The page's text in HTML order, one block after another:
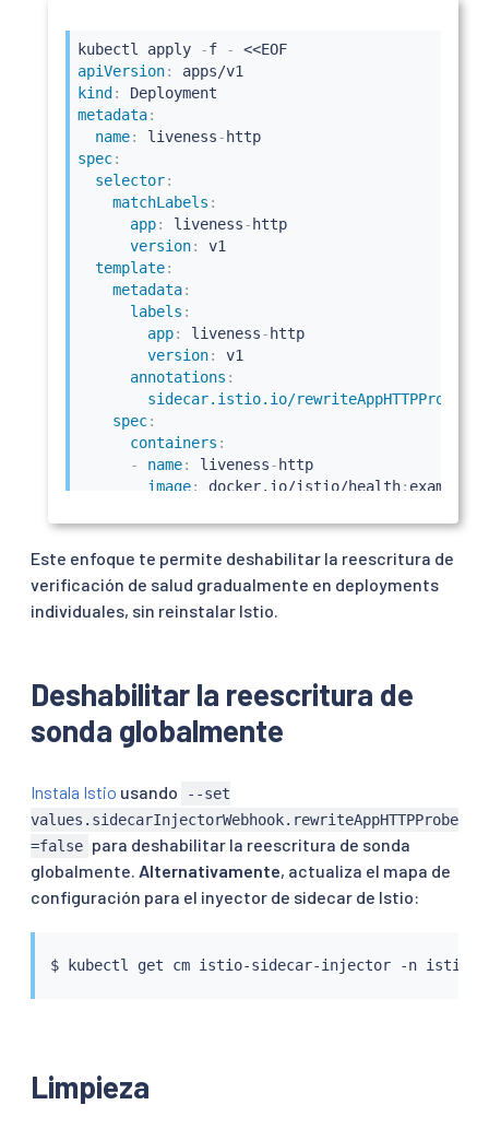
kubectl apply -f -
<<EOF
apiVersion:
kind:
metadata:
name: liveness-
http
spec:
selector:
matchLabels :
app: liveness-http
version:
v1
template:
metadata:
labels :
app: liveness-http
version:
v1
annotations :
sidecar.istio.io/rewriteAppHTTPProbers
spec:
containers :
-
name: liveness-http
image: docker.io/istio/health: example
- containerPort: 8001
livenessProbe
path: /foo
port: 8001
EOF
Este enfoque te permite deshabilitar la reescritura de
verificación de salud gradualmente en deployments
individuales, sin reinstalar Istio.
Deshabilitar la reescritura de
sonda globalmente
Instala Istio usando
--set
values.sidecarInjectorWebhook.rewriteAppHTTPProbe
=false para deshabilitar la reescritura de sonda
globalmente. Alternativamente, actualiza el mapa de
configuración para el inyector de sidecar de Istio:
$ kubectl get cm istio-sidecar-injector -n istio-
Limpieza